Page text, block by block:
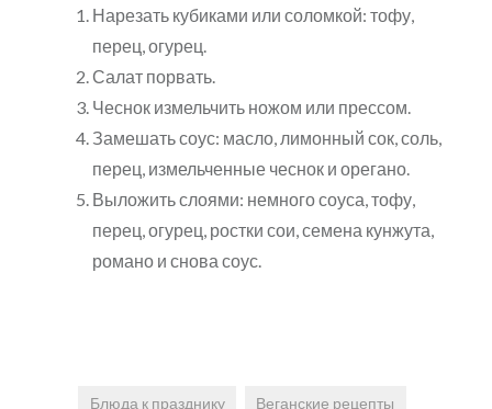
Нарезать кубиками или соломкой: тофу,
перец, огурец.
Салат порвать.
Чеснок измельчить ножом или прессом.
Замешать соус: масло, лимонный сок, соль,
перец, измельченные чеснок и орегано.
Выложить слоями: немного соуса, тофу,
перец, огурец, ростки сои, семена кунжута,
романо и снова соус.
Блюда к празднику Веганские рецепты